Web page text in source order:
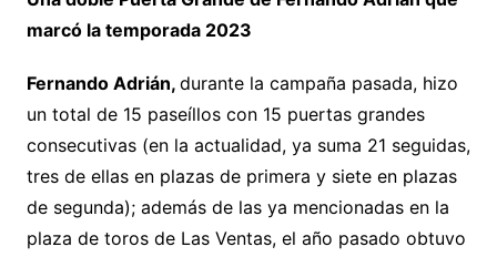
marcó la temporada 2023
Fernando Adrián, durante la campaña pasada, hizo
un total de 15 paseíllos con 15 puertas grandes
consecutivas (en la actualidad, ya suma 21 seguidas,
tres de ellas en plazas de primera y siete en plazas
de segunda); además de las ya mencionadas en la
plaza de toros de Las Ventas, el año pasado obtuvo